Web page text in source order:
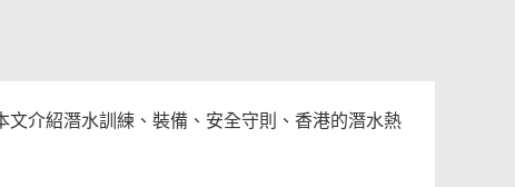
介紹潛水訓練、裝備、安全守則、香港的潛水熱